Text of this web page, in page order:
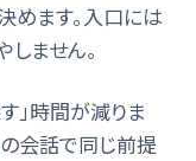
めます。入口には
ません。
」時間が減りま
の会話で同じ前提